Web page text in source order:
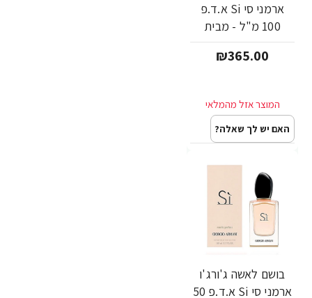
ארמני סי Si א.ד.פ
100 מ"ל - מבית
Giorgio Armani
₪365.00
האם יש לך שאלה?
בושם לאשה ג'ורג'ו
ארמני סי Si א.ד.פ 50